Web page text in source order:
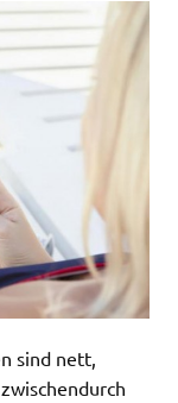
sind nett,